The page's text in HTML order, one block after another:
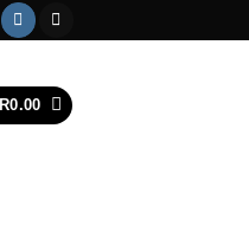
0.00